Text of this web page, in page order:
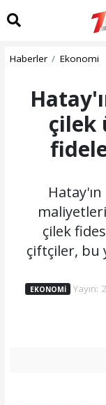
Haberler Ekonomi
çilek
Hatay'ın
çilek
çiftçiler, bu
EKONOMI
Yayın: